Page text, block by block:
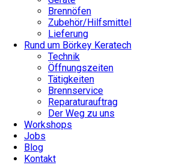
Brennöfen
Zubehör/Hilfsmittel
Lieferung
Rund um Börkey Keratech
Technik
Öffnungszeiten
Tätigkeiten
Brennservice
Reparaturauftrag
Der Weg zu uns
Workshops
Jobs
Blog
Kontakt